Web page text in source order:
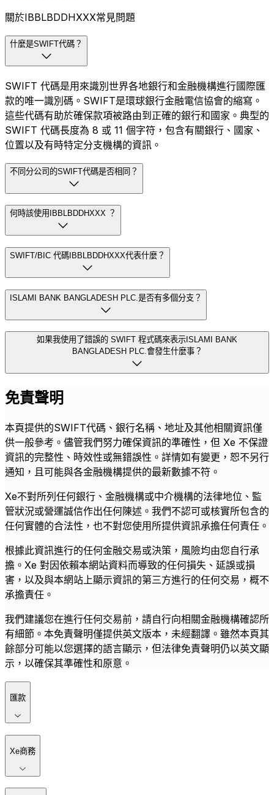
關於IBBLBDDHXXX常見問題
什麼是SWIFT代碼？
SWIFT 代碼是用來識別世界各地銀行和金融機構進行國際匯
款的唯一識別碼。SWIFT是環球銀行金融電信協會的縮寫。
這些代碼有助於確保款項被路由到正確的銀行和國家。典型的
SWIFT 代碼長度為 8 或 11 個字符，包含有關銀行、國家、
位置以及有時特定分支機構的資訊。
不同分公司的SWIFT代碼是否相同？
何時該使用IBBLBDDHXXX ？
SWIFT/BIC 代碼IBBLBDDHXXX代表什麼？
ISLAMI BANK BANGLADESH PLC.是否有多個分支？
如果我使用了錯誤的 SWIFT 程式碼來表示ISLAMI BANK
BANGLADESH PLC.會發生什麼事？
免責聲明
本頁提供的SWIFT代碼、銀行名稱、地址及其他相關資訊僅
供一般參考。儘管我們努力確保資訊的準確性，但 Xe 不保證
資訊的完整性、時效性或無錯誤性。詳情如有變更，恕不另行
通知，且可能與各金融機構提供的最新數據不符。
Xe不對所列任何銀行、金融機構或中介機構的法律地位、監
管狀況或營運誠信作出任何陳述。我們不認可或核實所包含的
任何實體的合法性，也不對您使用所提供資訊承擔任何責任。
根據此資訊進行的任何金融交易或決策，風險均由您自行承
擔。Xe 對因依賴本網站資料而導致的任何損失、延誤或損
害，以及與本網站上顯示資訊的第三方進行的任何交易，概不
承擔責任。
我們建議您在進行任何交易前，請自行向相關金融機構確認所
有細節。本免責聲明僅提供英文版本，未經翻譯。雖然本頁其
餘部分可能以您選擇的語言顯示，但法律免責聲明仍以英文顯
示，以確保其準確性和原意。
匯款
Xe商務